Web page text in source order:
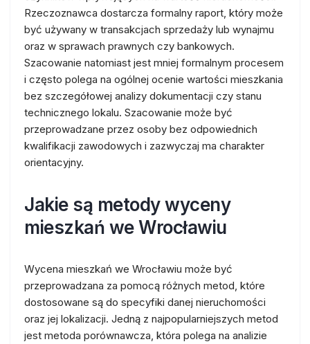
Rzeczoznawca dostarcza formalny raport, który może
być używany w transakcjach sprzedaży lub wynajmu
oraz w sprawach prawnych czy bankowych.
Szacowanie natomiast jest mniej formalnym procesem
i często polega na ogólnej ocenie wartości mieszkania
bez szczegółowej analizy dokumentacji czy stanu
technicznego lokalu. Szacowanie może być
przeprowadzane przez osoby bez odpowiednich
kwalifikacji zawodowych i zazwyczaj ma charakter
orientacyjny.
Jakie są metody wyceny
mieszkań we Wrocławiu
Wycena mieszkań we Wrocławiu może być
przeprowadzana za pomocą różnych metod, które
dostosowane są do specyfiki danej nieruchomości
oraz jej lokalizacji. Jedną z najpopularniejszych metod
jest metoda porównawcza, która polega na analizie